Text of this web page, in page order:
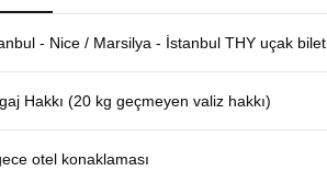
- Nice / Marsilya - İstanbul THY uçak
Hakkı (20 kg geçmeyen valiz hakkı)
otel konaklaması